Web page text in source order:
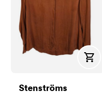
Kjøp
Stenströms